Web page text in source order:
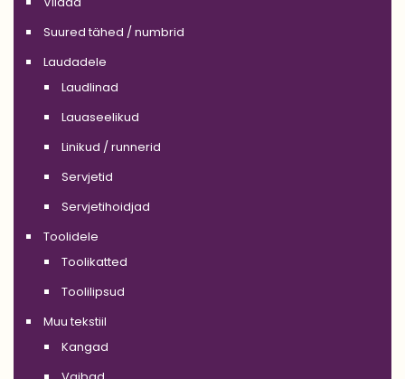
Suured tähed / numbrid
Laudadele
Laudlinad
Lauaseelikud
Linikud / runnerid
Servjetid
Servjetihoidjad
Toolidele
Toolikatted
Toolilipsud
Muu tekstiil
Kangad